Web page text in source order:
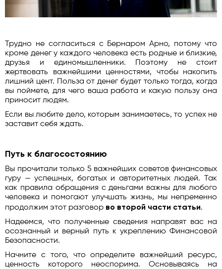
Трудно не согласиться с Бернаром Арно, потому что
кроме денег у каждого человека есть родные и близкие,
друзья и единомышленники. Поэтому не стоит
жертвовать важнейшими ценностями, чтобы накопить
лишний цент. Польза от денег будет только тогда, когда
вы поймете, для чего ваша работа и какую пользу она
приносит людям.
Если вы любите дело, которым занимаетесь, то успех не
заставит себя ждать.
Путь к благосостоянию
Вы прочитали только 5 важнейших советов финансовых
гуру — успешных, богатых и авторитетных людей. Так
как правила обращения с деньгами важны для любого
человека и помогают улучшать жизнь, мы непременно
продолжим этот разговор во второй части статьи.
Надеемся, что полученные сведения направят вас на
осознанный и верный путь к укреплению Финансовой
Безопасности.
Начните с того, что определите важнейший ресурс,
ценность которого неоспорима. Основываясь на